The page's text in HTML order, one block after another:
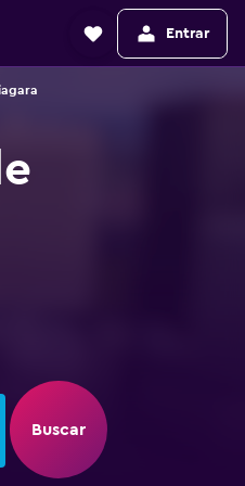
Entrar
Buscar